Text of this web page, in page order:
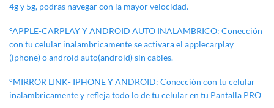
4g y 5g, podras navegar con la mayor velocidad.
°APPLE-CARPLAY Y ANDROID AUTO INALAMBRICO: Conección
con tu celular inalambricamente se activara el applecarplay
(iphone) o android auto(android) sin cables.
°MIRROR LINK- IPHONE Y ANDROID: Conección con tu celular
inalambricamente y refleja todo lo de tu celular en tu Pantalla PRO